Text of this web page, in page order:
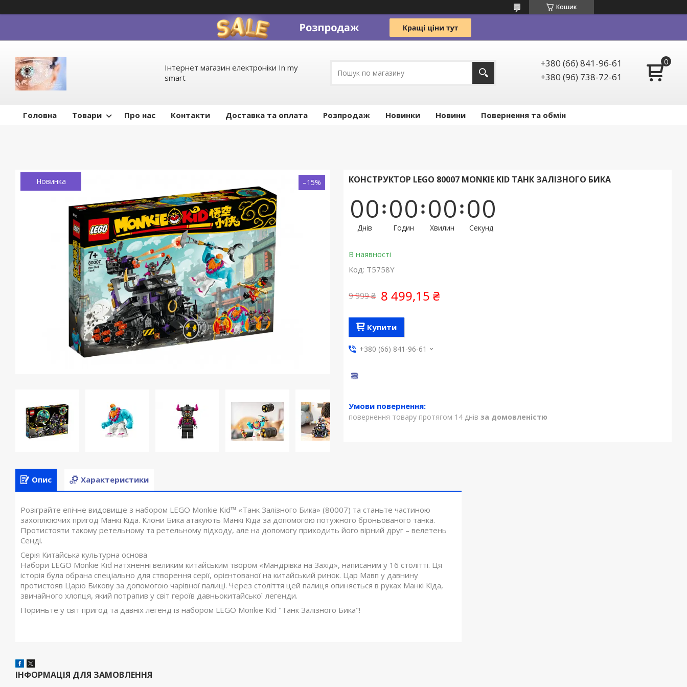
Кошик
Інтернет магазин електроніки In my
smart
+380 (66) 841-96-61
+380 (96) 738-72-61
Головна Товари Про нас Контакти Доставка та оплата Pозпродаж Новинки Новини Повернення та обмін
Новинка –15% КОНСТРУКТОР LEGO 80007 MONKIE KID ТАНК ЗАЛІЗНОГО БИКА
00
Днів
00
Годин
00
Хвилин
00
Секунд
В наявності
Код: T5758Y
9 999 ₴ 8 499,15 ₴
Купити
+380 (66) 841-96-61
повернення товару протягом 14 днів за домовленістю
Опис Характеристики
Розіграйте епічне видовище з набором LEGO Monkie Kid™ «Танк Залізного Бика» (80007) та станьте частиною
захоплюючих пригод Манкі Кіда. Клони Бика атакують Манкі Кіда за допомогою потужного броньованого танка.
Протистояти такому ретельному та ретельному підходу, але на допомогу приходить його вірний друг – велетень
Сенді.
Серія Китайська культурна основа
Набори LEGO Monkie Kid натхненні великим китайським твором «Мандрівка на Захід», написаним у 16 ​​столітті. Ця
історія була обрана спеціально для створення серії, орієнтованої на китайський ринок. Цар Мавп у давнину
протистояв Царю Бикову за допомогою чарівної палиці. Через століття цей палиця опиняється в руках Манкі Кіда,
звичайного хлопця, який потрапив у світ героїв давньокитайської легенди.
Пориньте у світ пригод та давніх легенд із набором LEGO Monkie Kid "Танк Залізного Бика"!
ІНФОРМАЦІЯ ДЛЯ ЗАМОВЛЕННЯ